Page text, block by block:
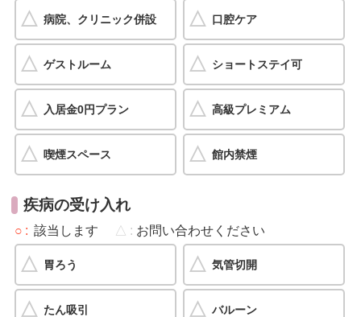
病院、クリニック併設 口腔ケア
ゲストルーム ショートステイ可
入居金0円プラン 高級プレミアム
喫煙スペース 館内禁煙
疾病の受け入れ
○ 該当します △ お問い合わせください
胃ろう 気管切開
たん吸引 バルーン